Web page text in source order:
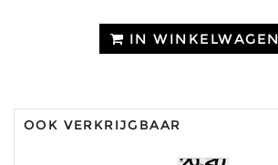
IN WINKELWAGEN
OOK VERKRIJGBAAR